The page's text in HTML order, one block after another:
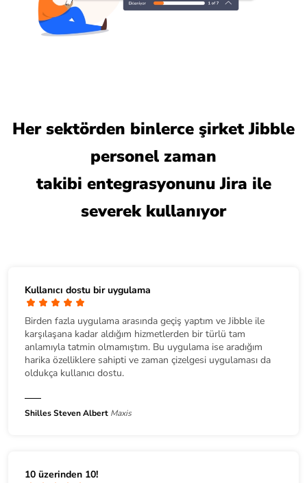
Her sektörden binlerce şirket Jibble
personel zaman
takibi entegrasyonunu Jira ile
severek kullanıyor
Kullanıcı dostu bir uygulama
Birden fazla uygulama arasında geçiş yaptım ve Jibble ile
karşılaşana kadar aldığım hizmetlerden bir türlü tam
anlamıyla tatmin olmamıştım. Bu uygulama ise aradığım
harika özelliklere sahipti ve zaman çizelgesi uygulaması da
oldukça kullanıcı dostu.
Shilles Steven Albert Maxis
10 üzerinden 10!